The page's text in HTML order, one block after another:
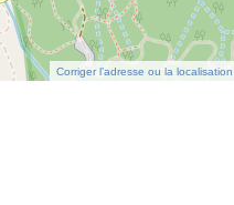
Corriger l’adresse ou la localisation